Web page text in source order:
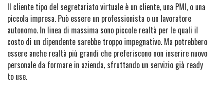
Il cliente tipo del segretariato virtuale è un cliente, una PMI, o una
piccola impresa. Può essere un professionista o un lavoratore
autonomo. In linea di massima sono piccole realtà per le quali il
costo di un dipendente sarebbe troppo impegnativo. Ma potrebbero
essere anche realtà più grandi che preferiscono non inserire nuovo
personale da formare in azienda, sfruttando un servizio già ready
to use.